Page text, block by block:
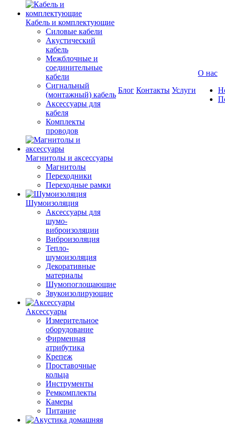
Кабель и комплектующие
Силовые кабели
Акустический
кабель
Межблочные и
соединительные
кабели
Сигнальный
(монтажный) кабель
Аксессуары для
кабеля
Комплекты
проводов
Магнитолы и аксессуары
Магнитолы
Переходники
Переходные рамки
Шумоизоляция
Аксессуары для
шумо-
виброизоляции
Виброизоляция
Тепло-
шумоизоляция
Декоративные
материалы
Шумопоглощающие
Звукоизолирующие
Аксессуары
Измерительное
оборудование
Фирменная
атрибутика
Крепеж
Проставочные
кольца
Инструменты
Ремкомплекты
Камеры
Питание
Блог Контакты Услуги
О нас